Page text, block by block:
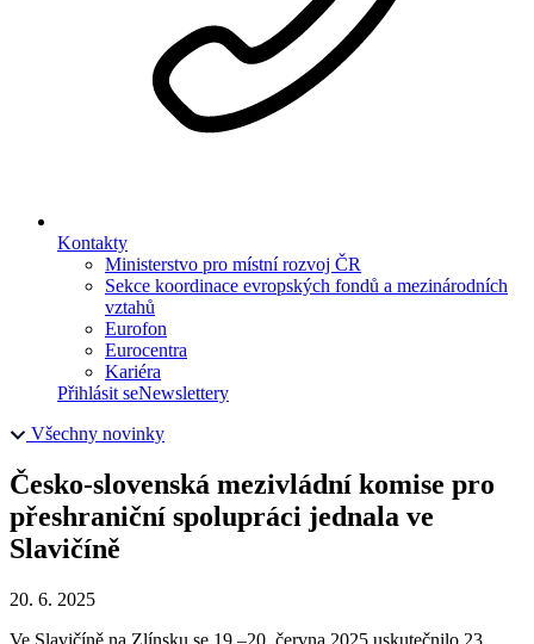
Kontakty
Ministerstvo pro místní rozvoj ČR
Sekce koordinace evropských fondů a mezinárodních
vztahů
Eurofon
Eurocentra
Kariéra
Přihlásit seNewslettery
Všechny novinky
Česko-slovenská mezivládní komise pro
přeshraniční spolupráci jednala ve
Slavičíně
20. 6. 2025
Ve Slavičíně na Zlínsku se 19.–20. června 2025 uskutečnilo 23.